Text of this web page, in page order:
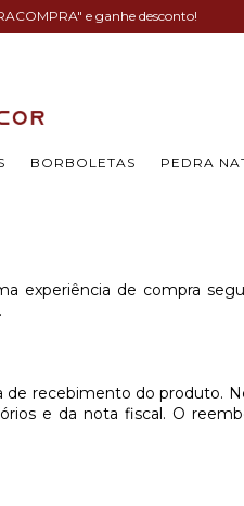
e ganhe desconto!
BORBOLETAS PEDRA
experiência de compra
recebimento do produto.
e da nota fiscal. O